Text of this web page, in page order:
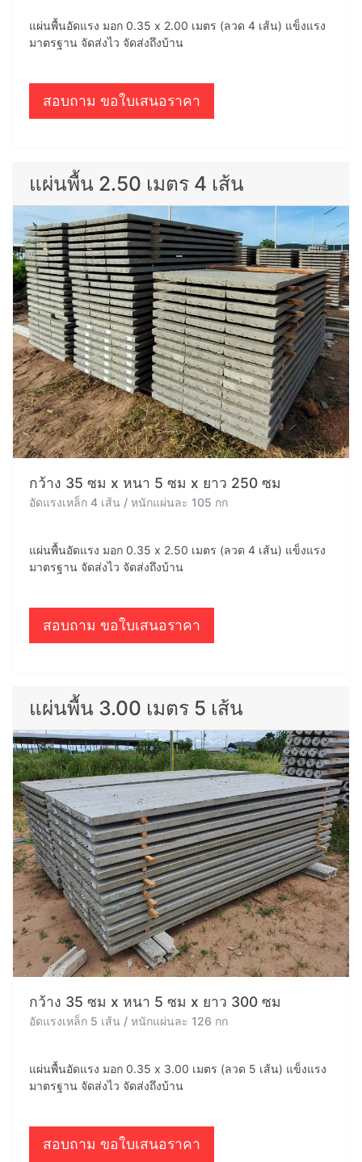
แผ่นพื้นอัดแรง มอก 0.35 x 2.00 เมตร (ลวด 4 เส้น) แข็งแรง
มาตรฐาน จัดส่งไว จัดส่งถึงบ้าน
สอบถาม ขอใบเสนอราคา
แผ่นพื้น 2.50 เมตร 4 เส้น
กว้าง 35 ซม x หนา 5 ซม x ยาว 250 ซม
อัดแรงเหล็ก 4 เส้น / หนักแผ่นละ 105 กก
แผ่นพื้นอัดแรง มอก 0.35 x 2.50 เมตร (ลวด 4 เส้น) แข็งแรง
มาตรฐาน จัดส่งไว จัดส่งถึงบ้าน
สอบถาม ขอใบเสนอราคา
แผ่นพื้น 3.00 เมตร 5 เส้น
กว้าง 35 ซม x หนา 5 ซม x ยาว 300 ซม
อัดแรงเหล็ก 5 เส้น / หนักแผ่นละ 126 กก
แผ่นพื้นอัดแรง มอก 0.35 x 3.00 เมตร (ลวด 5 เส้น) แข็งแรง
มาตรฐาน จัดส่งไว จัดส่งถึงบ้าน
สอบถาม ขอใบเสนอราคา